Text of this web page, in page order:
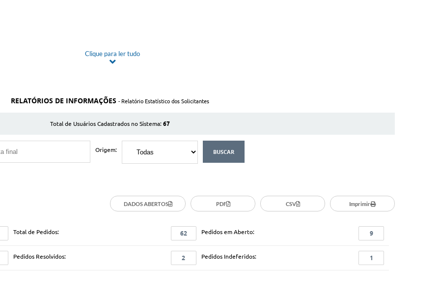
Clique para ler tudo
RELATÓRIOS DE INFORMAÇÕES - Relatório Estatístico dos Solicitantes
Total de Usuários Cadastrados no Sistema: 67
Origem:
DADOS ABERTOS PDF CSV Imprimir
Total de Pedidos: 62 Pedidos em Aberto: 9
Pedidos Resolvidos: 2 Pedidos Indeferidos: 1